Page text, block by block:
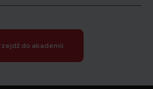
do akademii